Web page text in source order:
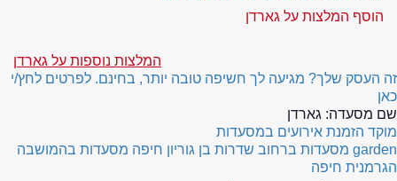
הוסף המלצות על גארדן
המלצות נוספות על גארדן
זה העסק שלך? מגיעה לך חשיפה טובה יותר, בחינם. לפרטים לחץ/י
כאן
שם מסעדה: גארדן
מוקד הזמנת אירועים במסעדות
garden מסעדות ברחוב שדרות בן גוריון חיפה מסעדות בהמושבה
הגרמנית חיפה